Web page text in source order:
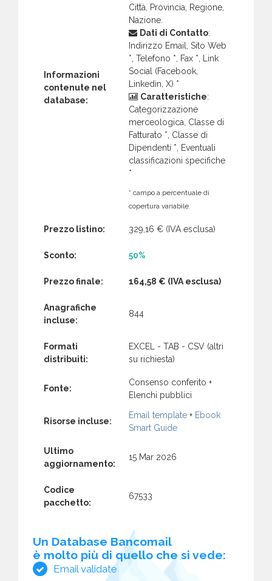
Informazioni
contenute nel
database:
Città, Provincia, Regione,
Nazione.
Dati di Contatto:
Indirizzo Email, Sito Web
*, Telefono *, Fax *, Link
Social (Facebook,
Linkedin, X) *
Caratteristiche:
Categorizzazione
merceologica, Classe di
Fatturato *, Classe di
Dipendenti *, Eventuali
classificazioni specifiche
*
* campo a percentuale di
copertura variabile.
Prezzo listino: 329,16 € (IVA esclusa)
Sconto: 50%
Prezzo finale: 164,58 € (IVA esclusa)
Anagrafiche
incluse:
844
Formati
distribuiti:
EXCEL - TAB - CSV (altri
su richiesta)
Fonte:
Consenso conferito +
Elenchi pubblici
Risorse incluse:
Email template + Ebook
Smart Guide
Ultimo
aggiornamento:
15 Mar 2026
Codice
pacchetto:
67533
Un Database Bancomail
è molto più di quello che si vede:
Email validate